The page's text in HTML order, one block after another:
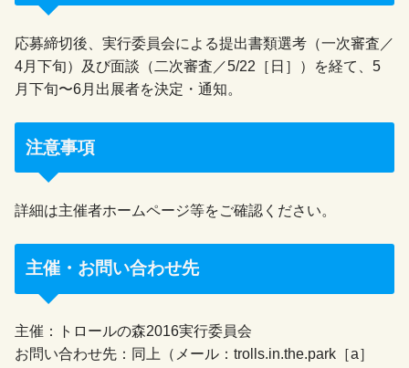
応募締切後、実行委員会による提出書類選考（一次審査／
4月下旬）及び面談（二次審査／5/22［日］）を経て、5
月下旬〜6月出展者を決定・通知。
注意事項
詳細は主催者ホームページ等をご確認ください。
主催・お問い合わせ先
主催：トロールの森2016実行委員会
お問い合わせ先：同上（メール：trolls.in.the.park［a］